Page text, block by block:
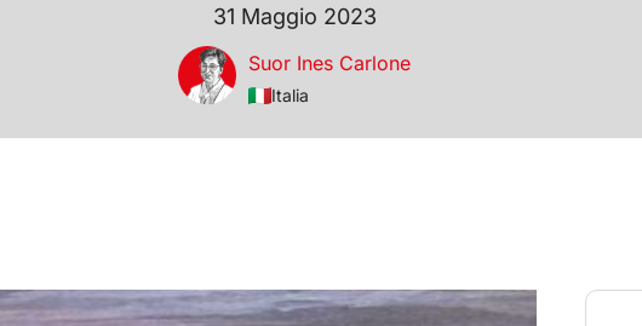
31 Maggio 2023
Suor Ines Carlone
Italia